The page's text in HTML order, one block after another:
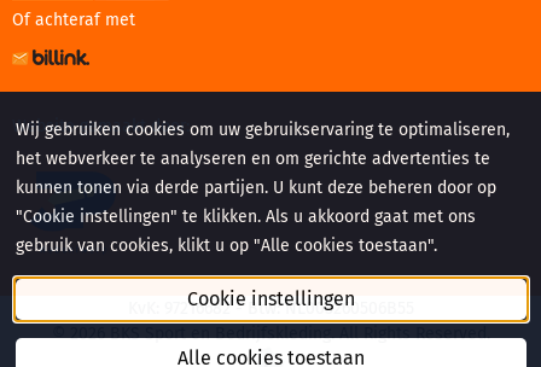
Of achteraf met
Website gemaakt door:
KvK: 97216682 - Btw: NL005260506B55
©2026BKS Sport en Bedrijfskleding. All Rights Reserved.
Wij gebruiken cookies om uw gebruikservaring te optimaliseren,
het webverkeer te analyseren en om gerichte advertenties te
kunnen tonen via derde partijen. U kunt deze beheren door op
"Cookie instellingen" te klikken. Als u akkoord gaat met ons
gebruik van cookies, klikt u op "Alle cookies toestaan".
Cookie instellingen
Alle cookies toestaan